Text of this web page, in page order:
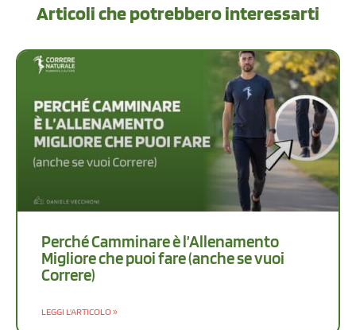
Articoli che potrebbero interessarti
Perché Camminare è l’Allenamento
Migliore che puoi fare (anche se vuoi
Correre)
LEGGI L'ARTICOLO »